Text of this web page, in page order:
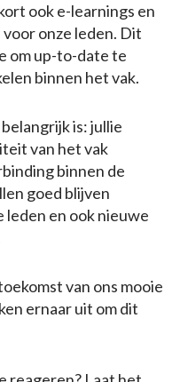
ook e-learnings en
onze leden. Dit
om up-to-date te
binnen het vak.
is: jullie
van het vak
binnen de
goed blijven
leden en ook nieuwe
van ons mooie
ernaar uit om dit